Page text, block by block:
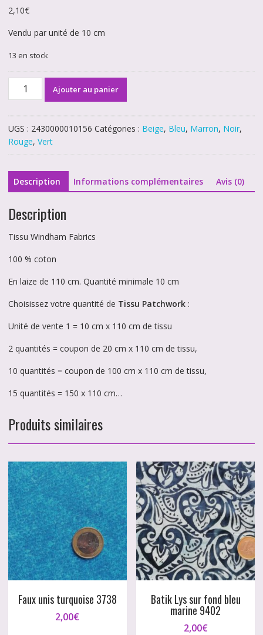
2,10€
Vendu par unité de 10 cm
13 en stock
quantité
fond
beige
Ajouter au panier
UGS : 2430000010156 Catégories : Beige, Bleu, Marron, Noir,
Rouge, Vert
Description Informations complémentaires Avis (0)
Description
Tissu Windham Fabrics
100 % coton
En laize de 110 cm. Quantité minimale 10 cm
Choisissez votre quantité de Tissu Patchwork:
Unité de vente 1 = 10 cm x 110 cm de tissu
2 quantités = coupon de 20 cm x 110 cm de tissu,
10 quantités = coupon de 100 cm x 110 cm de tissu,
15 quantités = 150 x 110 cm…
Produits similaires
Faux unis turquoise 3738
2,00€
Batik Lys sur fond bleu
marine 9402
2,00€